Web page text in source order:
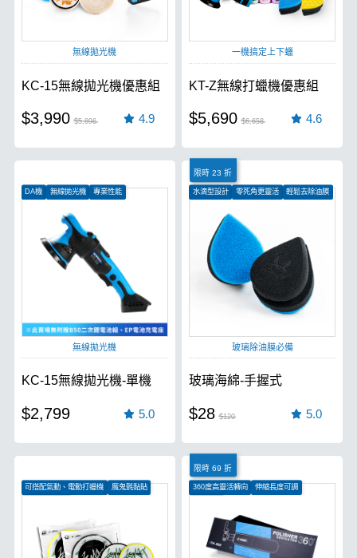
無線拋光機
KC-15無線拋光機優惠組
$3,990 $5,896 4.9
一機搞定上下蠟
KT-Z無線打蠟機優惠組
$5,690 $6,658 4.6
DA機 無線拋光機 專業性能
無線拋光機
KC-15無線拋光機-單機
$2,799 5.0
限時 23 折
水滴型設計 零死角更靈活 輕鬆去除油膜
玻璃除油膜必備
玻璃海綿-手握式
$28 $120 5.0
可搭配氣動、電動打蠟機
魔鬼氈黏貼
限時 69 折
360度高靈活轉向
伸縮長度可調